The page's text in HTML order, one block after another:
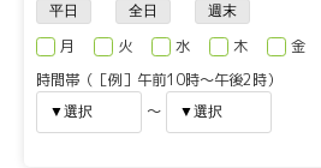
月 火 水 木 金
時間帯（［例］午前10時〜午後2時）
〜